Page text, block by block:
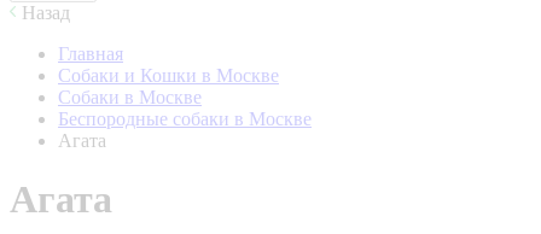
Назад
Главная
Собаки и Кошки в Москве
Собаки в Москве
Беспородные собаки в Москве
Агата
Агата